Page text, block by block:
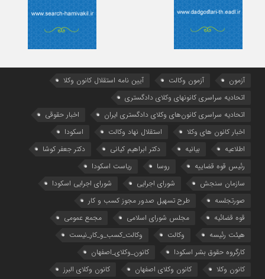
آزمون آزمون وکالت
آیین ‌نامه استقلال کانون وکلا
اتحادیه سراسری کانونهای وکلای دادگستری
اتحادیه سراسری کانون‌های وکلای دادگستری ایران
اخبار حقوقی
اخبار کانون های وکلا
استقلال نهاد وکالت
اسکودا
اطلاعیه
بیانیه دکتر ابراهیم کیانی
دکتر جعفر کوشا
رئیس قوه قضاییه
روسا
ریاست اسکودا
سازمان سنجش
شورای اجرایی
شورای اجرایی اسکودا
صورتجلسه
طرح تسهیل صدور مجوز کسب و کار
قوه قضائیه
مجلس شورای اسلامی
مجمع عمومی
هیئت رئیسه
وکالت
وکالت_کسب_و_کار_نیست
کارگروه حقوق بشر اسکودا
کانون_وکلای_اصفهان
کانون وکلا
کانون وکلای اصفهان
کانون وکلای البرز